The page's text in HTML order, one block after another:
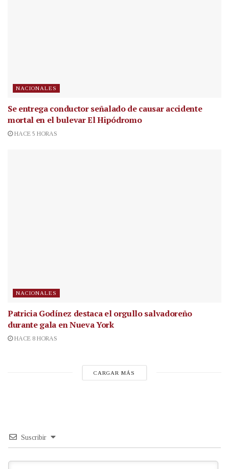
NACIONALES
Se entrega conductor señalado de causar accidente
mortal en el bulevar El Hipódromo
HACE 5 HORAS
NACIONALES
Patricia Godínez destaca el orgullo salvadoreño
durante gala en Nueva York
HACE 8 HORAS
CARGAR MÁS
Suscribir